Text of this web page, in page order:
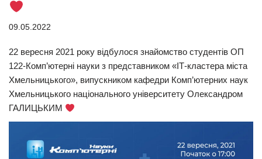
09.05.2022
22 вересня 2021 року відбулося знайомство студентів ОП
122-Комп’ютерні науки з представником «ІТ-кластера міста
Хмельницького», випускником кафедри Комп’ютерних наук
Хмельницького національного університету Олександром
ГАЛИЦЬКИМ